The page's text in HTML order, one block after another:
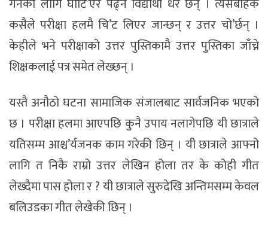
कसैले परीक्षा हलमै चि’ट लिएर जान्छन् र उत्तर चो’र्छन् ।
केहीले भने परीक्षाको उत्तर पुस्तिकामै उत्तर पुस्तिका जाँच्ने
शिक्षकलाई पत्र समेत लेख्छन् ।
यस्तै अनौठो घटना सामाजिक संजालबाट सार्वजनिक भएको
छ । परीक्षा हलमा आएपछि कुनै उपाय नलागेपछि यी छात्राले
यतिसम्म आश्च’र्यजनक काम गरेकी छिन् । यी छात्राले आफ्नो
लागि त निकै राम्रो उत्तर लेखिन होला तर के कोही गीत
लेख्दैमा पास होला र ? यी छात्राले सुरुदेखि अन्तिमसम्म केवल
बलिउडका गीत लेखेकी छिन् ।